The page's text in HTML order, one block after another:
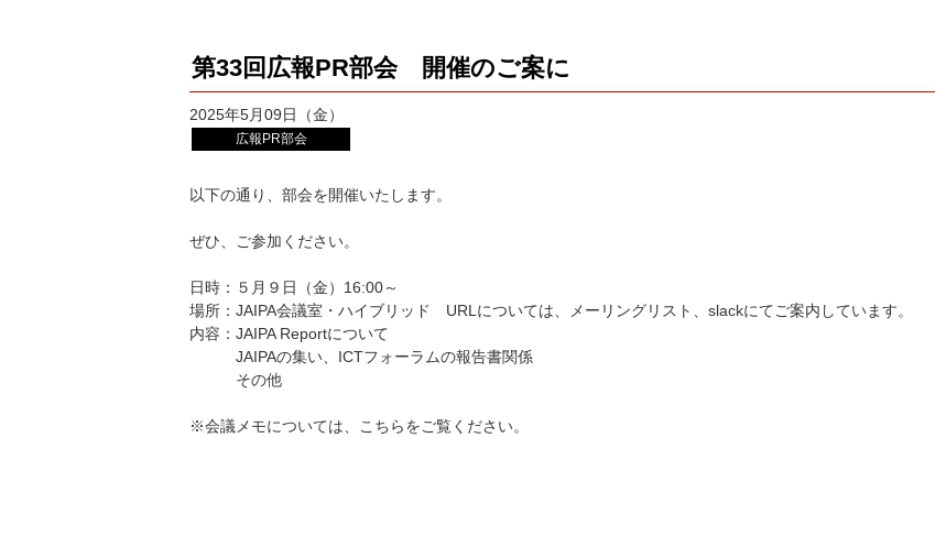
第33回広報PR部会 開催のご案に
2025年5月09日（金）
広報PR部会
以下の通り、部会を開催いたします。
ぜひ、ご参加ください。
日時：５月９日（金）16:00～
場所：JAIPA会議室・ハイブリッド URLについては、メーリングリスト、slackにてご案内しています。
内容：JAIPA Reportについて
JAIPAの集い、ICTフォーラムの報告書関係
その他
※会議メモについては、 こちらをご覧ください。